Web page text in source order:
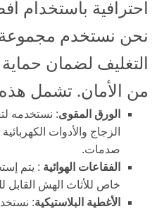
احترافية باستخدام
نحن نستخدم مجموعة
التغليف لضمان
من الأمان. تشمل هذه
الورق المقوى: نستخدمه
الزجاج والأدوات
صدمات.
الفقاعات الهوائية : يتم
خاص للأثاث الهش القابل
الأغطية البلاستيكية: